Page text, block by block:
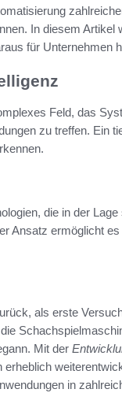
In diesem
für Unternehmen
Feld, das
zu treffen. Ein
die in der
Ansatz ermöglicht
als erste
Mit der
in